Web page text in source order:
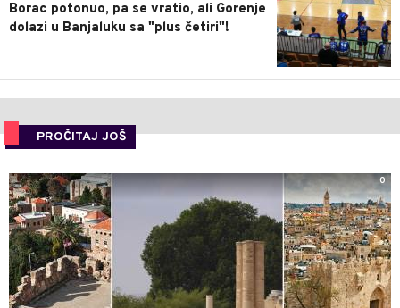
Borac potonuo, pa se vratio, ali Gorenje
dolazi u Banjaluku sa "plus četiri"!
PROČITAJ JOŠ
0